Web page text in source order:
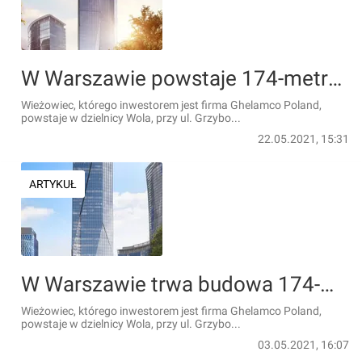
W Warszawie powstaje 174-metrowy biurowiec The Bridge [FILM + WIZUALIZACJE]
Wieżowiec, którego inwestorem jest firma Ghelamco Poland,
powstaje w dzielnicy Wola, przy ul. Grzybo...
22.05.2021, 15:31
ARTYKUŁ
W Warszawie trwa budowa 174-metrowego wieżowca The Bridge [FILM + WIZUALIZACJE]
Wieżowiec, którego inwestorem jest firma Ghelamco Poland,
powstaje w dzielnicy Wola, przy ul. Grzybo...
03.05.2021, 16:07